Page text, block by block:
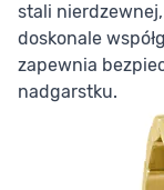
stali
doskonale
zapewnia
nadgarstku.